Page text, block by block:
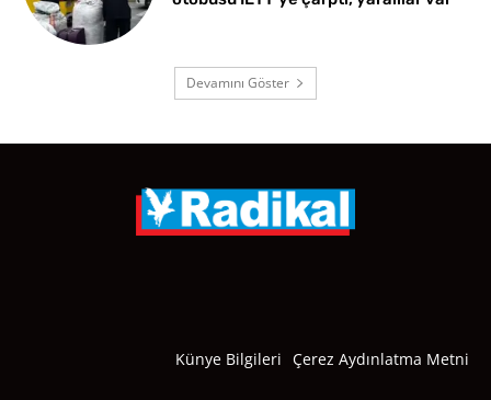
Devamını Göster
Künye Bilgileri Çerez Aydınlatma Metni